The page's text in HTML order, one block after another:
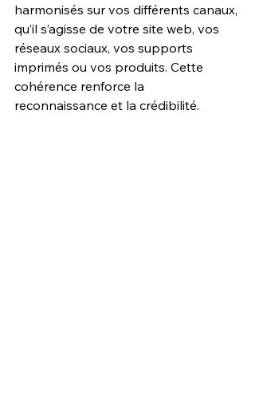
harmonisés sur vos différents canaux,
qu’il s’agisse de votre site web, vos
réseaux sociaux, vos supports
imprimés ou vos produits. Cette
cohérence renforce la
reconnaissance et la crédibilité.